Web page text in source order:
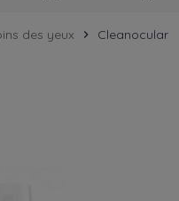
des yeux chevron_right Cleanocular